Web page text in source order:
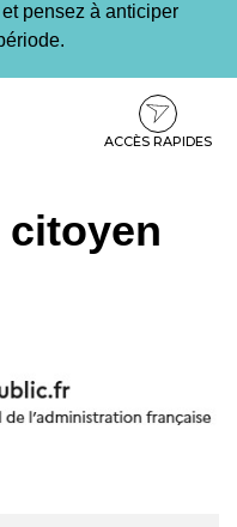
pensez à anticiper
ACCÈS RAPIDES
citoyen